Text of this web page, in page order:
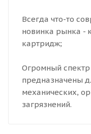
Всегда что-то
новинка рынка -
картридж;
Огромный
предназначены
механических,
загрязнений.